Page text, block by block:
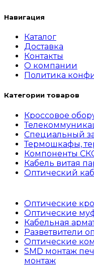
Навигация
Каталог
Доставка
Контакты
О компании
Политика
Категории товаров
Кроссовое
Специальный
Термошкафы,
Компоненты
Кабель витая
Оптический
Оптические
Оптические
Кабельная
Разветвители
Оптические
SMD монтаж
монтаж